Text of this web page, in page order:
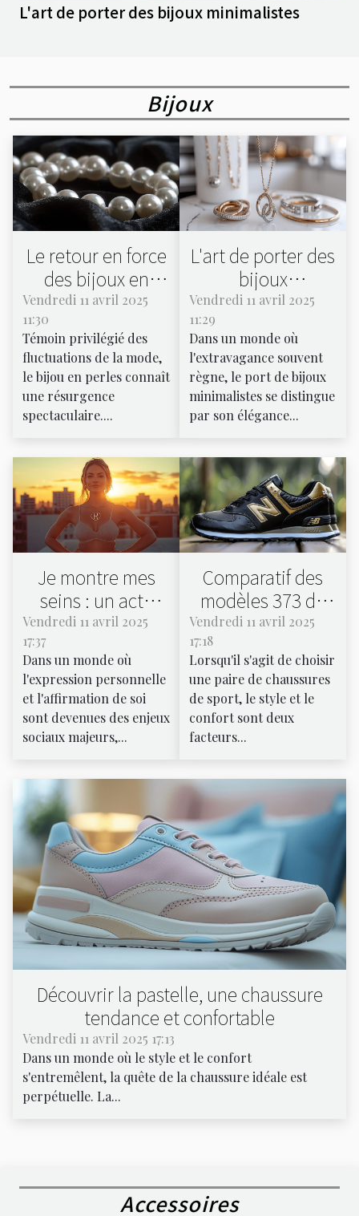
L'art de porter des bijoux minimalistes
Bijoux
Le retour en force
des bijoux en
perles
Vendredi 11 avril 2025
11:30
Témoin privilégié des
fluctuations de la mode,
le bijou en perles connaît
une résurgence
spectaculaire....
L'art de porter des
bijoux
minimalistes
Vendredi 11 avril 2025
11:29
Dans un monde où
l'extravagance souvent
règne, le port de bijoux
minimalistes se distingue
par son élégance...
Je montre mes
seins : un acte
d'affirmation
féminine ou une
provocation?
Vendredi 11 avril 2025
17:37
Dans un monde où
l'expression personnelle
et l'affirmation de soi
sont devenues des enjeux
sociaux majeurs,...
Comparatif des
modèles 373 de
New Balance en
noir et or
Vendredi 11 avril 2025
17:18
Lorsqu'il s'agit de choisir
une paire de chaussures
de sport, le style et le
confort sont deux
facteurs...
Découvrir la pastelle, une chaussure
tendance et confortable
Vendredi 11 avril 2025 17:13
Dans un monde où le style et le confort
s'entremêlent, la quête de la chaussure idéale est
perpétuelle. La...
Accessoires